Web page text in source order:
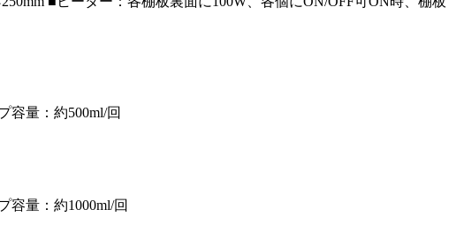
容量：約500ml/回
容量：約1000ml/回